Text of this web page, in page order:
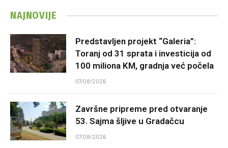
NAJNOVIJE
Predstavljen projekt “Galeria”:
Toranj od 31 sprata i investicija od
100 miliona KM, gradnja već počela
07/08/2026
Završne pripreme pred otvaranje
53. Sajma šljive u Gradačcu
07/08/2026